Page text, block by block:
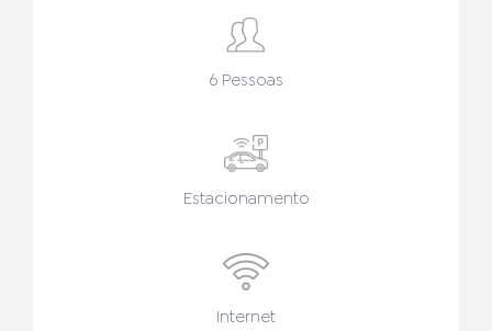
6 Pessoas
Estacionamento
Internet